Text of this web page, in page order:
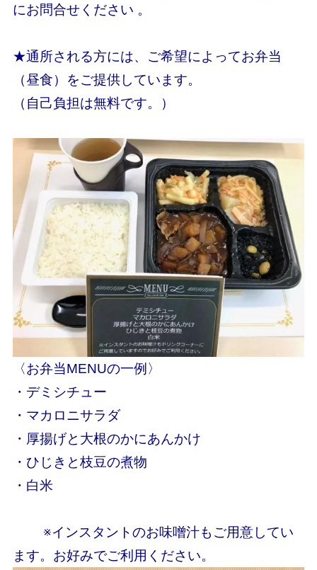
にお問合せください 。
★通所される方には、ご希望によってお弁当
（昼食）をご提供しています。
（自己負担は無料です。）
〈お弁当MENUの一例〉
・デミシチュー
・マカロニサラダ
・厚揚げと大根のかにあんかけ
・ひじきと枝豆の煮物
・白米
※インスタントのお味噌汁もご用意してい
ます。お好みでご利用ください。